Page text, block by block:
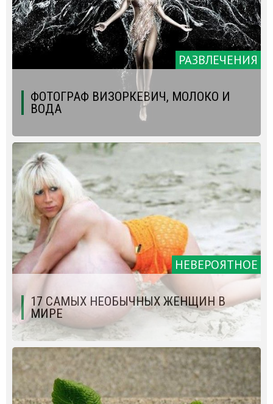
РАЗВЛЕЧЕНИЯ
ФОТОГРАФ ВИЗОРКЕВИЧ, МОЛОКО И
ВОДА
НЕВЕРОЯТНОЕ
17 САМЫХ НЕОБЫЧНЫХ ЖЕНЩИН В
МИРЕ